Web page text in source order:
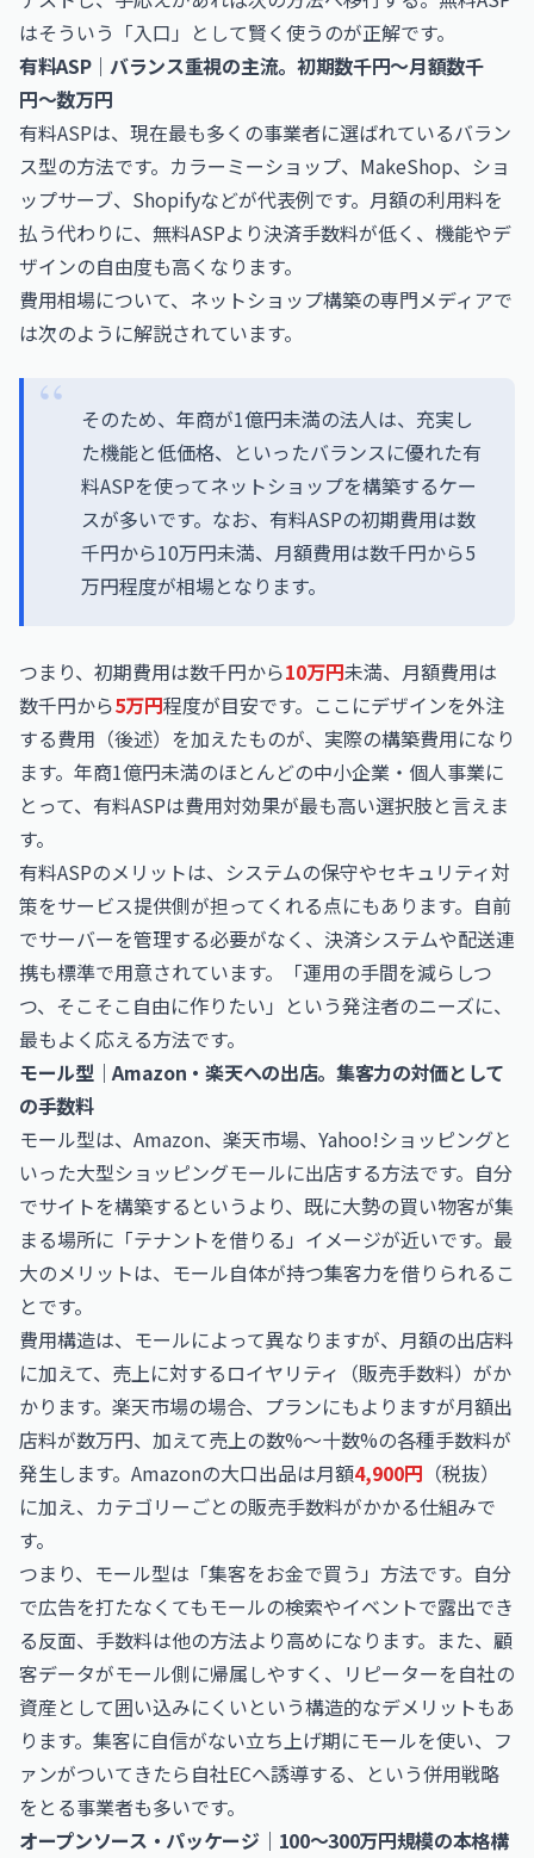
はそういう「入口」として賢く使うのが正解です。
有料ASP｜バランス重視の主流。初期数千円〜月額数千
円〜数万円
有料ASPは、現在最も多くの事業者に選ばれているバラン
ス型の方法です。カラーミーショップ、MakeShop、ショ
ップサーブ、Shopifyなどが代表例です。月額の利用料を
払う代わりに、無料ASPより決済手数料が低く、機能やデ
ザインの自由度も高くなります。
費用相場について、ネットショップ構築の専門メディアで
は次のように解説されています。
そのため、年商が1億円未満の法人は、充実し
た機能と低価格、といったバランスに優れた有
料ASPを使ってネットショップを構築するケー
スが多いです。なお、有料ASPの初期費用は数
千円から10万円未満、月額費用は数千円から5
万円程度が相場となります。
つまり、初期費用は数千円から10万円未満、月額費用は
数千円から5万円程度が目安です。ここにデザインを外注
する費用（後述）を加えたものが、実際の構築費用になり
ます。年商1億円未満のほとんどの中小企業・個人事業に
とって、有料ASPは費用対効果が最も高い選択肢と言えま
す。
有料ASPのメリットは、システムの保守やセキュリティ対
策をサービス提供側が担ってくれる点にもあります。自前
でサーバーを管理する必要がなく、決済システムや配送連
携も標準で用意されています。「運用の手間を減らしつ
つ、そこそこ自由に作りたい」という発注者のニーズに、
最もよく応える方法です。
モール型｜Amazon・楽天への出店。集客力の対価として
の手数料
モール型は、Amazon、楽天市場、Yahoo!ショッピングと
いった大型ショッピングモールに出店する方法です。自分
でサイトを構築するというより、既に大勢の買い物客が集
まる場所に「テナントを借りる」イメージが近いです。最
大のメリットは、モール自体が持つ集客力を借りられるこ
とです。
費用構造は、モールによって異なりますが、月額の出店料
に加えて、売上に対するロイヤリティ（販売手数料）がか
かります。楽天市場の場合、プランにもよりますが月額出
店料が数万円、加えて売上の数%〜十数%の各種手数料が
発生します。Amazonの大口出品は月額4,900円 （税抜）
に加え、カテゴリーごとの販売手数料がかかる仕組みで
す。
つまり、モール型は「集客をお金で買う」方法です。自分
で広告を打たなくてもモールの検索やイベントで露出でき
る反面、手数料は他の方法より高めになります。また、顧
客データがモール側に帰属しやすく、リピーターを自社の
資産として囲い込みにくいという構造的なデメリットもあ
ります。集客に自信がない立ち上げ期にモールを使い、フ
ァンがついてきたら自社ECへ誘導する、という併用戦略
をとる事業者も多いです。
オープンソース・パッケージ｜100〜300万円規模の本格構